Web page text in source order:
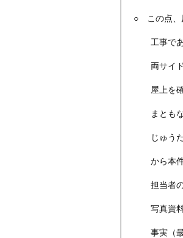
○ この点、
工事であ
両サイド
屋上を確
まともな
じゅうた
から本件
担当者の
写真資料
事実（最